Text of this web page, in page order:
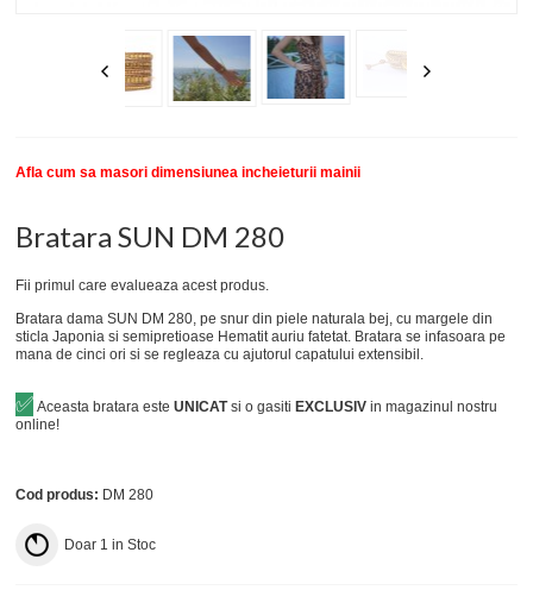
Afla cum sa masori dimensiunea incheieturii mainii
Bratara SUN DM 280
Fii primul care evalueaza acest produs.
Bratara dama SUN DM 280, pe snur din piele naturala bej, cu margele din
sticla Japonia si semipretioase Hematit auriu fatetat. Bratara se infasoara pe
mana de cinci ori si se regleaza cu ajutorul capatului extensibil.
✅ Aceasta bratara esteUNICATsi o gasitiEXCLUSIV in magazinul nostru
online!
Cod produs: DM 280
Doar 1 in Stoc